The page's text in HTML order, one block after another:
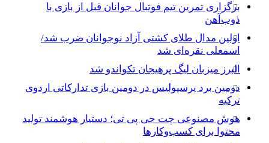
برگزاری تمرین تیم فوتبال جوانان قبل از بازی با
ذوب‌آهن
اولین مدال طلای کشتی آزاد نوجوانان ضرب شد/
اسمعلی نقره‌ای شد
البرز میزبان لیگ پرهیجان تکواندو شد
دومین برد پرسپولیس در دومین بازی تدارکاتی اردوی
ترکیه
هوش مصنوعی چت جی پی تی؛ دستیار هوشمند تولید
محتوا برای کسب‌وکارها